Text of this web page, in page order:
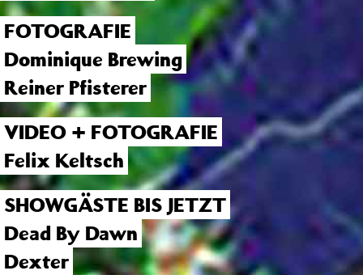
FOTOGRAFIE
Dominique Brewing
Reiner Pfisterer
VIDEO + FOTOGRAFIE
Felix Keltsch
SHOWGÄSTE BIS JETZT
Dead By Dawn
Dexter